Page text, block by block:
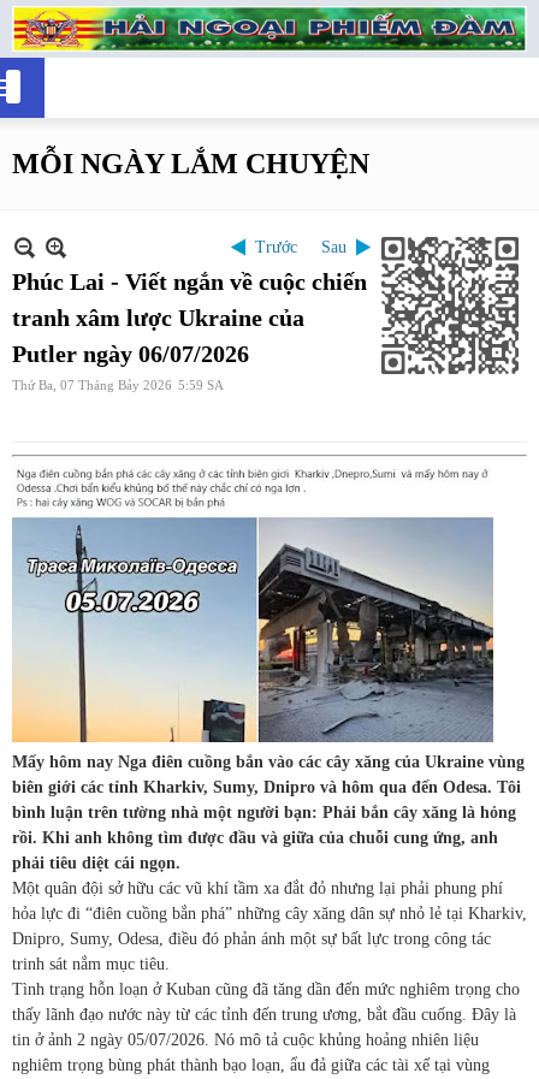
MỖI NGÀY LẮM CHUYỆN
Trước Sau
Phúc Lai - Viết ngắn về cuộc chiến
tranh xâm lược Ukraine của
Putler ngày 06/07/2026
Thứ Ba, 07 Tháng Bảy 2026 5:59 SA
Mấy hôm nay Nga điên cuồng bắn vào các cây xăng của Ukraine vùng
biên giới các tỉnh Kharkiv, Sumy, Dnipro và hôm qua đến Odesa. Tôi
bình luận trên tường nhà một người bạn: Phải bắn cây xăng là hỏng
rồi. Khi anh không tìm được đầu và giữa của chuỗi cung ứng, anh
phải tiêu diệt cái ngọn.
Một quân đội sở hữu các vũ khí tầm xa đắt đỏ nhưng lại phải phung phí
hỏa lực đi “điên cuồng bắn phá” những cây xăng dân sự nhỏ lẻ tại Kharkiv,
Dnipro, Sumy, Odesa, điều đó phản ánh một sự bất lực trong công tác
trinh sát nắm mục tiêu.
Tình trạng hỗn loạn ở Kuban cũng đã tăng dần đến mức nghiêm trọng cho
thấy lãnh đạo nước này từ các tỉnh đến trung ương, bắt đầu cuống. Đây là
tin ở ảnh 2 ngày 05/07/2026. Nó mô tả cuộc khủng hoảng nhiên liệu
nghiêm trọng bùng phát thành bạo loạn, ẩu đả giữa các tài xế tại vùng